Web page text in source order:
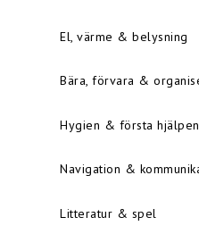
El, värme & belysning
Bära, förvara &
Hygien & första hjälpen
Navigation &
Litteratur & spel